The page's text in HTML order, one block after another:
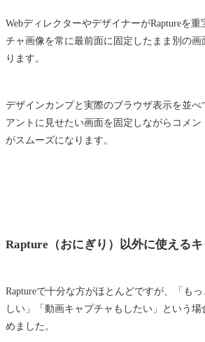
WebディレクターやデザイナーがRaptureを
チャ画像を常に最前面に固定したまま別の
ります。
デザインカンプと実際のブラウザ表示を並べ
アントに見せたい画面を固定しながらコメ
がスムーズになります。
Rapture（おにぎり）以外に使える
Raptureで十分な方がほとんどですが、「も
しい」「動画キャプチャもしたい」という場
めました。